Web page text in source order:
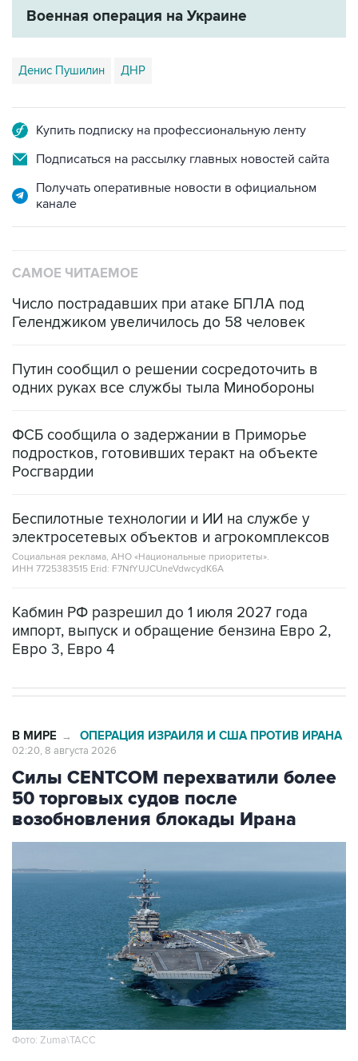
Военная операция на Украине
Денис Пушилин ДНР
Купить подписку на профессиональную ленту
Подписаться на рассылку главных новостей сайта
Получать оперативные новости в официальном
канале
САМОЕ ЧИТАЕМОЕ
Число пострадавших при атаке БПЛА под
Геленджиком увеличилось до 58 человек
Путин сообщил о решении сосредоточить в
одних руках все службы тыла Минобороны
ФСБ сообщила о задержании в Приморье
подростков, готовивших теракт на объекте
Росгвардии
Беспилотные технологии и ИИ на службе у
электросетевых объектов и агрокомплексов
Социальная реклама, АНО «Национальные приоритеты».
ИНН 7725383515 Erid: F7NfYUJCUneVdwcydK6A
Кабмин РФ разрешил до 1 июля 2027 года
импорт, выпуск и обращение бензина Евро 2,
Евро 3, Евро 4
В МИРЕ → ОПЕРАЦИЯ ИЗРАИЛЯ И США ПРОТИВ ИРАНА
02:20, 8 августа 2026
Силы CENTCOM перехватили более
50 торговых судов после
возобновления блокады Ирана
Фото: Zuma\ТАСС